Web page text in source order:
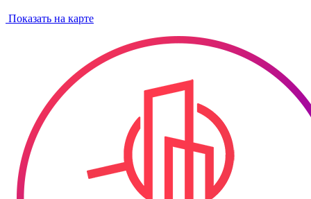
Показать на карте